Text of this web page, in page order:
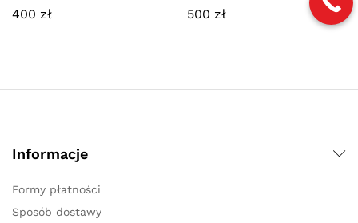
400 zł 500 zł
Informacje
Formy płatności
Sposób dostawy